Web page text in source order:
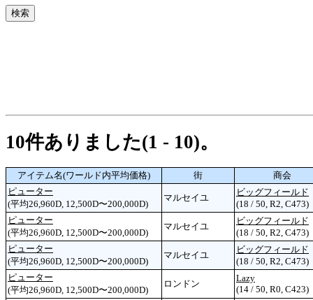
10件ありました(1 - 10)。
アイテム名(ワールド内平均価格) 街
商会
ピューター
(平均26,960D, 12,500D〜200,000D)
マルセイユ
ビッグフィールド
(18 / 50, R2, C473)
ピューター
(平均26,960D, 12,500D〜200,000D)
マルセイユ
ビッグフィールド
(18 / 50, R2, C473)
ピューター
(平均26,960D, 12,500D〜200,000D)
マルセイユ
ビッグフィールド
(18 / 50, R2, C473)
ピューター
(平均26,960D, 12,500D〜200,000D)
ロンドン
Lazy
(14 / 50, R0, C423)